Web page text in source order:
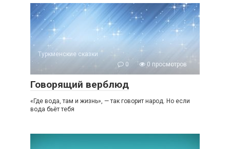
Туркменские сказки
0
0 просмотров
Говорящий верблюд
«Где вода, там и жизнь», — так говорит народ. Но если
вода бьёт тебя